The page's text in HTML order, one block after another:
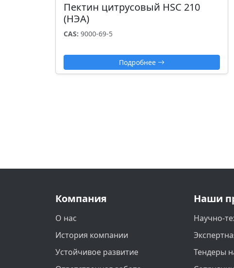
Пектин цитрусовый HSC 210
(НЭА)
CAS: 9000-69-5
Подробнее
Компания
О нас
История компании
Устойчивое развитие
Наши
Научно-
Тендеры